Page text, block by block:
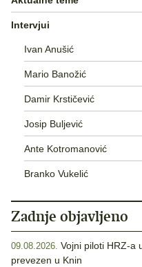
Intervjui
Ivan Anušić
Mario Banožić
Damir Krstičević
Josip Buljević
Ante Kotromanović
Branko Vukelić
Zadnje objavljeno
09.08.2026. Vojni piloti HRZ-a
prevezen u Knin